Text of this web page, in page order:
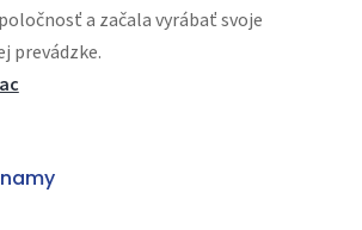
a začala vyrábať svoje
prevádzke.